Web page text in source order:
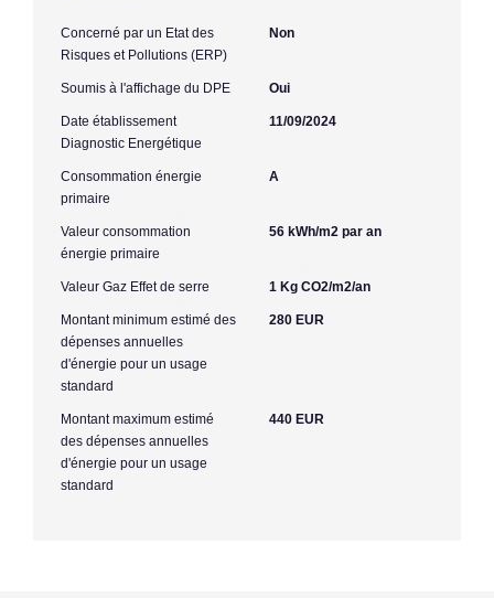
Concerné par un Etat des
Risques et Pollutions (ERP)
Non
Soumis à l'affichage du DPE Oui
Date établissement
Diagnostic Energétique
11/09/2024
Consommation énergie
primaire
A
Valeur consommation
énergie primaire
56 kWh/m2 par an
Valeur Gaz Effet de serre 1 Kg CO2/m2/an
Montant minimum estimé des
dépenses annuelles
d'énergie pour un usage
standard
280 EUR
Montant maximum estimé
des dépenses annuelles
d'énergie pour un usage
standard
440 EUR